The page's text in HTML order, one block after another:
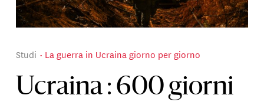
Ucraina : 600 giorni
Studi La guerra in Ucraina giorno per giorno